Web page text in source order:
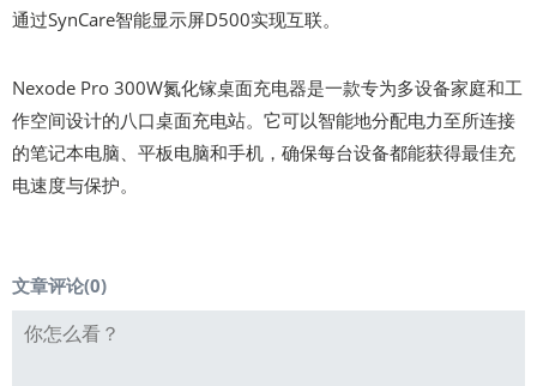
通过SynCare智能显示屏D500实现互联。
Nexode Pro 300W氮化镓桌面充电器是一款专为多设备家庭和工
作空间设计的八口桌面充电站。它可以智能地分配电力至所连接
的笔记本电脑、平板电脑和手机，确保每台设备都能获得最佳充
电速度与保护。
文章评论(0)